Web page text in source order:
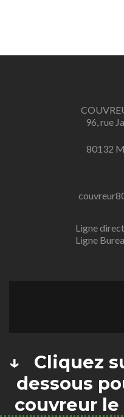
96, rue
80132
Ligne
Ligne
↓ Cliquez
dessous
couvreur